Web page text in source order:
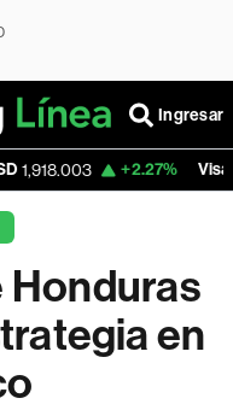
Ingresar
+2.27% Visa 368.625
Honduras
en